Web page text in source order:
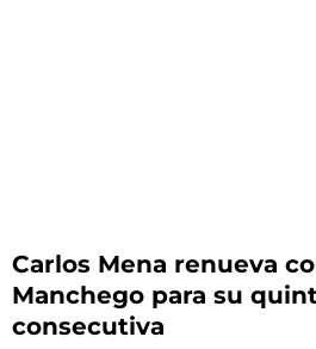
Carlos Mena renueva
Manchego para su
consecutiva